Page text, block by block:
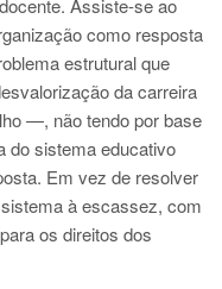
Assiste-se ao
como resposta
estrutural que
da carreira
—, não tendo por base
do sistema educativo
Em vez de resolver
à escassez, com
os direitos dos